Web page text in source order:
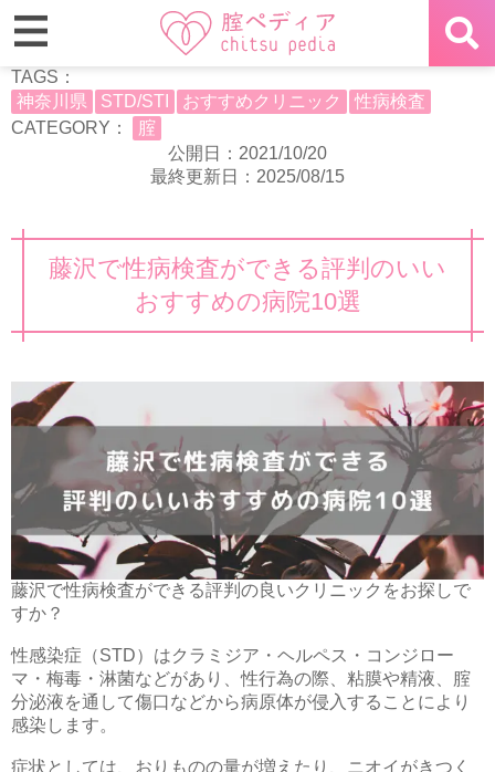
TAGS：
神奈川県
STD/STI おすすめクリニック
性病検査
CATEGORY：
腟
公開日：2021/10/20
最終更新日：2025/08/15
藤沢で性病検査ができる評判のいい
おすすめの病院10選
藤沢で性病検査ができる評判の良いクリニックをお探しで
すか？
性感染症（STD）はクラミジア・ヘルペス・コンジロー
マ・梅毒・淋菌などがあり、性行為の際、粘膜や精液、腟
分泌液を通して傷口などから病原体が侵入することにより
感染します。
症状としては、おりものの量が増えたり、ニオイがきつく